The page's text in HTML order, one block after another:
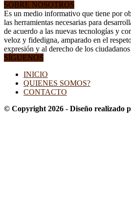
SOBRE NOSOTROS
Es un medio informativo que tiene por
las herramientas necesarias para
de acuerdo a las nuevas tecnologías y
veloz y fidedigna, amparado en el
expresión y al derecho de los
SÍGUENOS
INICIO
QUIENES SOMOS?
CONTACTO
© Copyright 2026 - Diseño realizado